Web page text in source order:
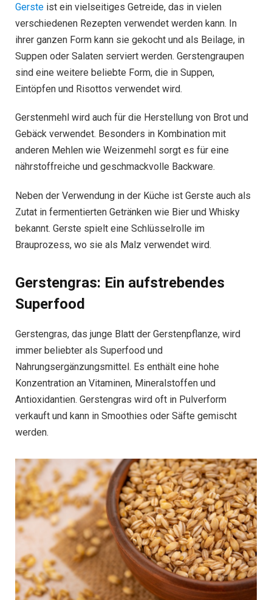
Gerste ist ein vielseitiges Getreide, das in vielen
verschiedenen Rezepten verwendet werden kann. In
ihrer ganzen Form kann sie gekocht und als Beilage, in
Suppen oder Salaten serviert werden. Gerstengraupen
sind eine weitere beliebte Form, die in Suppen,
Eintöpfen und Risottos verwendet wird.
Gerstenmehl wird auch für die Herstellung von Brot und
Gebäck verwendet. Besonders in Kombination mit
anderen Mehlen wie Weizenmehl sorgt es für eine
nährstoffreiche und geschmackvolle Backware.
Neben der Verwendung in der Küche ist Gerste auch als
Zutat in fermentierten Getränken wie Bier und Whisky
bekannt. Gerste spielt eine Schlüsselrolle im
Brauprozess, wo sie als Malz verwendet wird.
Gerstengras: Ein aufstrebendes
Superfood
Gerstengras, das junge Blatt der Gerstenpflanze, wird
immer beliebter als Superfood und
Nahrungsergänzungsmittel. Es enthält eine hohe
Konzentration an Vitaminen, Mineralstoffen und
Antioxidantien. Gerstengras wird oft in Pulverform
verkauft und kann in Smoothies oder Säfte gemischt
werden.